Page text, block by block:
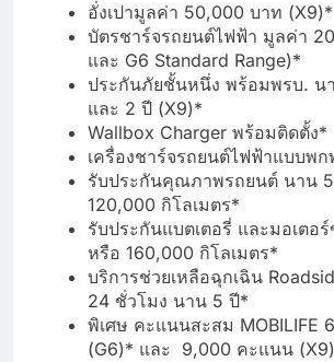
อั่งเปามูลค่า 50,000 บาท (X9)*
บัตรชาร์จรถยนต์ไฟฟ้า มูลค่า
และ G6 Standard Range)*
ประกันภัยชั้นหนึ่ง พร้อมพรบ. น
และ 2 ปี (X9)*
Wallbox Charger พร้อมติดตั้ง*
เครื่องชาร์จรถยนต์ไฟฟ้าแบบพก
รับประกันคุณภาพรถยนต์ นาน
120,000 กิโลเมตร*
รับประกันแบตเตอรี่ และมอเตอ
หรือ 160,000 กิโลเมตร*
บริการช่วยเหลือฉุกเฉิน
24 ชั่วโมง นาน 5 ปี*
พิเศษ คะแนนสะสม MOBILIFE
(G6)* และ 9,000 คะแนน